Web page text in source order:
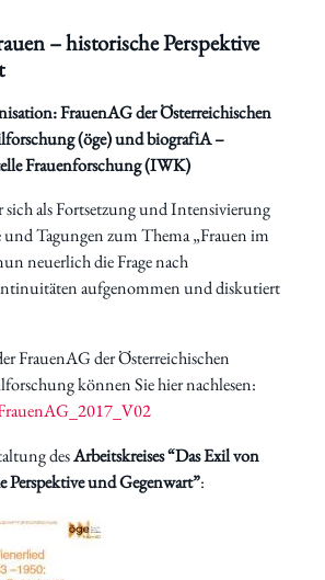
– historische Perspektive
FrauenAG der Österreichischen
(öge) und biografiA –
Frauenforschung (IWK)
als Fortsetzung und Intensivierung
und Tagungen zum Thema „Frauen im
neuerlich die Frage nach
aufgenommen und diskutiert
FrauenAG der Österreichischen
können Sie hier nachlesen:
desArbeitskreises “Das Exil von
Perspektive und Gegenwart”: